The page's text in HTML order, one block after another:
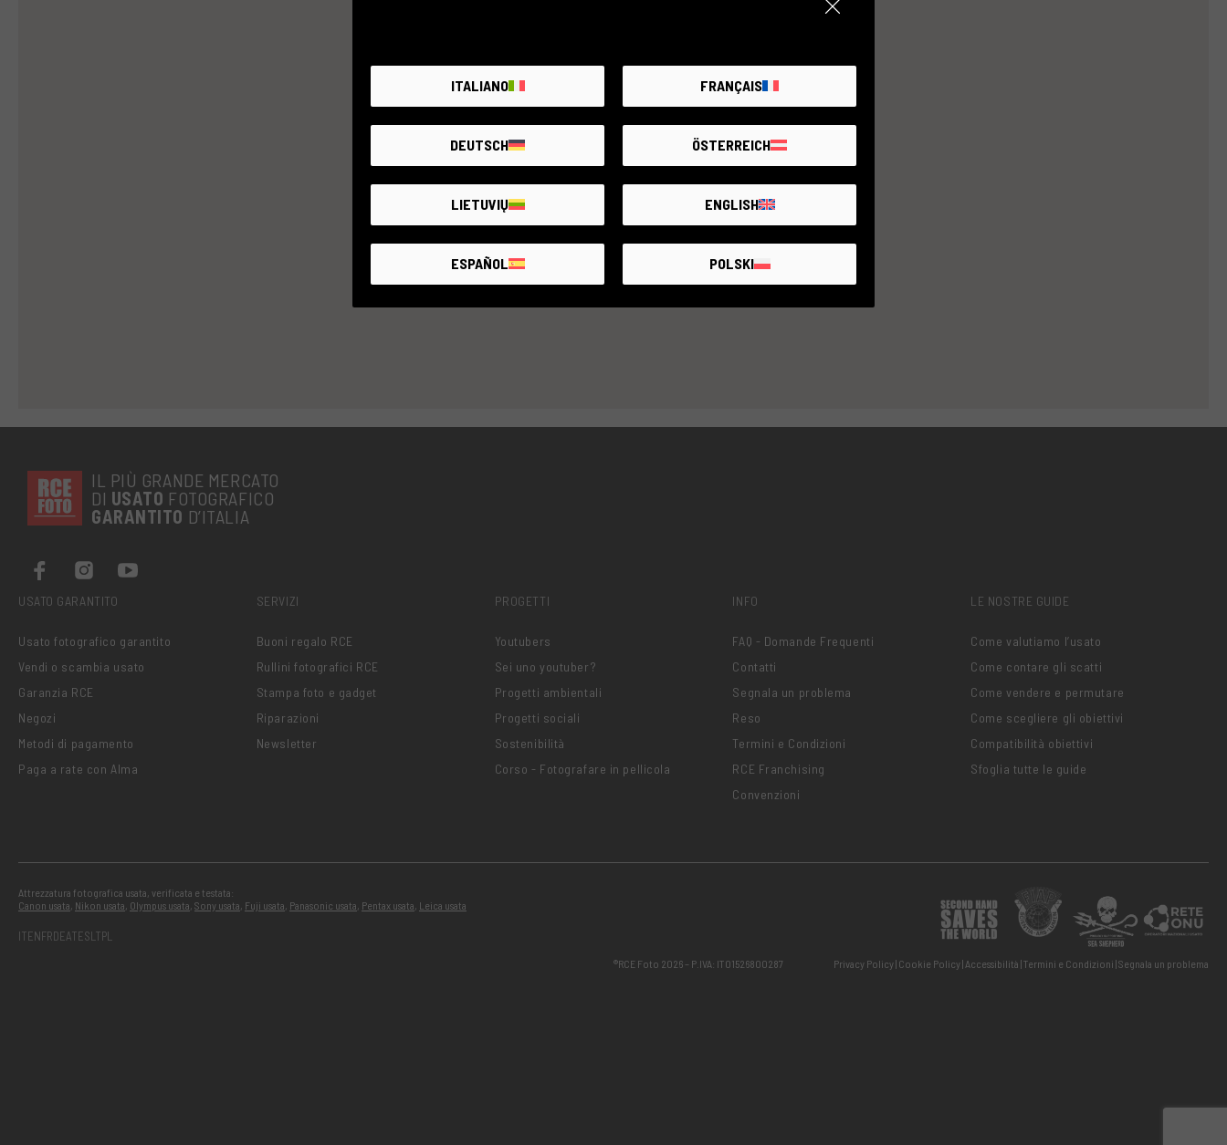
IL PIÙ GRANDE MERCATO
DI USATO FOTOGRAFICO
GARANTITO D’ITALIA
USATO GARANTITO
Usato fotografico garantito
Vendi o scambia usato
Garanzia RCE
Negozi
Metodi di pagamento
Paga a rate con Alma
SERVIZI
Buoni regalo RCE
Rullini fotografici RCE
Stampa foto e gadget
Riparazioni
Newsletter
PROGETTI
Youtubers
Sei uno youtuber?
Progetti ambientali
Progetti sociali
Sostenibilità
Corso - Fotografare in pellicola
INFO
FAQ - Domande Frequenti
Contatti
Segnala un problema
Reso
Termini e Condizioni
RCE Franchising
Convenzioni
LE NOSTRE GUIDE
Come valutiamo l’usato
Come contare gli scatti
Come vendere e permutare
Come scegliere gli obiettivi
Compatibilità obiettivi
Sfoglia tutte le guide
Attrezzatura fotografica usata, verificata e testata:
Canon usata, Nikon usata, Olympus usata, Sony usata, Fuji usata, Panasonic usata, Pentax usata, Leica usata
ITENFRDEATESLTPL
®RCE Foto 2026 – P.IVA: IT01526800287 Privacy Policy Cookie Policy Accessibilità Termini e Condizioni Segnala un problema
ITALIANO FRANÇAIS
DEUTSCH ÖSTERREICH
LIETUVIŲ ENGLISH
ESPAÑOL POLSKI